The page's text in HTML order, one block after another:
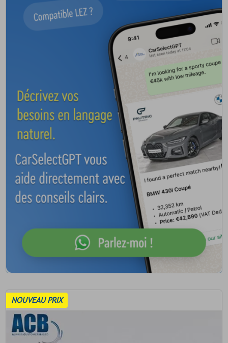
NOUVEAU PRIX